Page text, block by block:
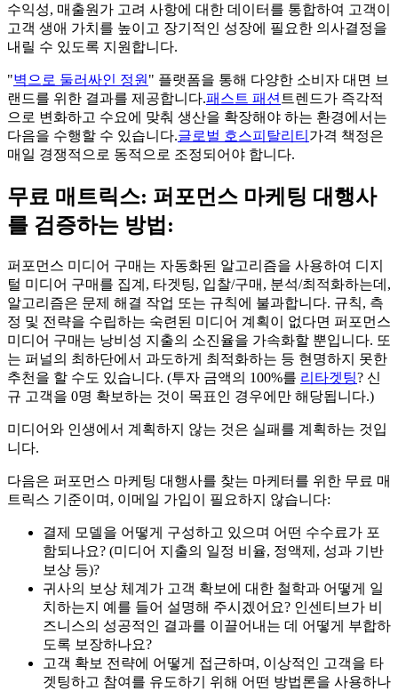
수익성, 매출원가 고려 사항에 대한 데이터를 통합하여 고객이
고객 생애 가치를 높이고 장기적인 성장에 필요한 의사결정을
내릴 수 있도록 지원합니다.
"벽으로 둘러싸인 정원 " 플랫폼을 통해 다양한 소비자 대면 브
랜드를 위한 결과를 제공합니다.패스트 패션 트렌드가 즉각적
으로 변화하고 수요에 맞춰 생산을 확장해야 하는 환경에서는
다음을 수행할 수 있습니다.글로벌 호스피탈리티 가격 책정은
매일 경쟁적으로 동적으로 조정되어야 합니다.
무료 매트릭스: 퍼포먼스 마케팅 대행사
를 검증하는 방법:
퍼포먼스 미디어 구매는 자동화된 알고리즘을 사용하여 디지
털 미디어 구매를 집계, 타겟팅, 입찰/구매, 분석/최적화하는데,
알고리즘은 문제 해결 작업 또는 규칙에 불과합니다. 규칙, 측
정 및 전략을 수립하는 숙련된 미디어 계획이 없다면 퍼포먼스
미디어 구매는 낭비성 지출의 소진율을 가속화할 뿐입니다. 또
는 퍼널의 최하단에서 과도하게 최적화하는 등 현명하지 못한
추천을 할 수도 있습니다. (투자 금액의 100%를 리타겟팅? 신
규 고객을 0명 확보하는 것이 목표인 경우에만 해당됩니다.)
미디어와 인생에서 계획하지 않는 것은 실패를 계획하는 것입
니다.
다음은 퍼포먼스 마케팅 대행사를 찾는 마케터를 위한 무료 매
트릭스 기준이며, 이메일 가입이 필요하지 않습니다:
결제 모델을 어떻게 구성하고 있으며 어떤 수수료가 포
함되나요? (미디어 지출의 일정 비율, 정액제, 성과 기반
보상 등)?
귀사의 보상 체계가 고객 확보에 대한 철학과 어떻게 일
치하는지 예를 들어 설명해 주시겠어요? 인센티브가 비
즈니스의 성공적인 결과를 이끌어내는 데 어떻게 부합하
도록 보장하나요?
고객 확보 전략에 어떻게 접근하며, 이상적인 고객을 타
겟팅하고 참여를 유도하기 위해 어떤 방법론을 사용하나